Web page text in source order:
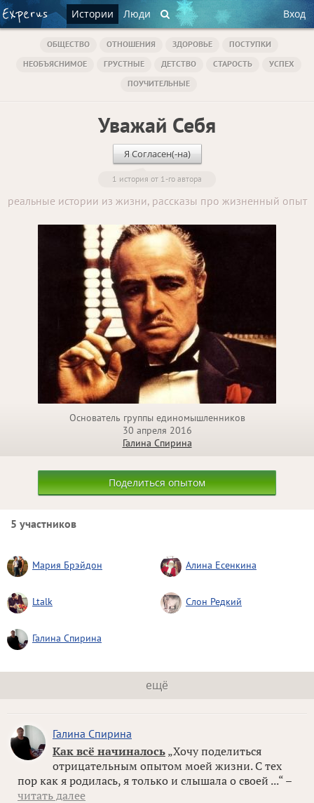
Истории Люди Вход
ОБЩЕСТВО ОТНОШЕНИЯ ЗДОРОВЬЕ
ПОСТУПКИ
НЕОБЪЯСНИМОЕ
ГРУСТНЫЕ ДЕТСТВО СТАРОСТЬ
УСПЕХ
ПОУЧИТЕЛЬНЫЕ
Уважай Себя
Я Согласен(-на)
1 история от 1-го автора
реальные истории из жизни, рассказы про жизненный опыт
Основатель группы единомышленников
30 апреля 2016
Галина Спирина
Поделиться опытом
5 участников
Мария Брэйдон Алина Есенкина
Ltalk Слон Редкий
Галина Спирина
ещё
Галина Спирина
Как всё начиналось „Хочу поделиться
отрицательным опытом моей жизни. С тех
пор как я родилась, я только и слышала о своей ...“ –
читать далее